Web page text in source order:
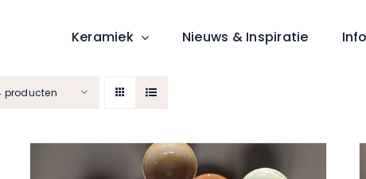
Keramiek Nieuws & Inspiratie
producten